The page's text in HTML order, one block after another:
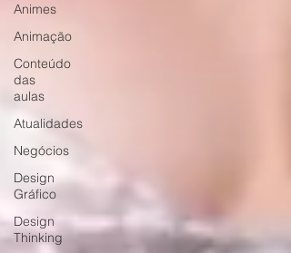
Animes
Animação
Conteúdo
das
aulas
Atualidades
Negócios
Design
Gráfico
Design
Thinking